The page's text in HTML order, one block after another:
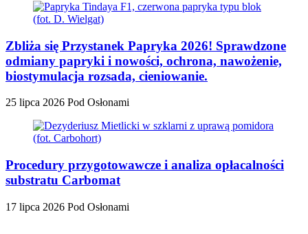
Zbliża się Przystanek Papryka 2026! Sprawdzone
odmiany papryki i nowości, ochrona, nawożenie,
biostymulacja rozsada, cieniowanie.
25 lipca 2026 Pod Osłonami
Procedury przygotowawcze i analiza opłacalności
substratu Carbomat
17 lipca 2026 Pod Osłonami